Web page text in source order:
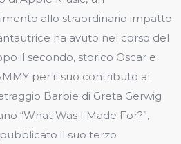
allo straordinario impatto
ha avuto nel corso del
il secondo, storico Oscar e
per il suo contributo al
Barbie di Greta Gerwig
“What Was I Made For?”,
il suo terzo